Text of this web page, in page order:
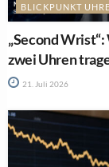
BLICKPUNKT
„Second
zwei Uhren
21. Juli 2026